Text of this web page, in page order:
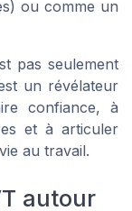
ou comme un
pas seulement
un révélateur
confiance, à
et à articuler
au travail.
autour